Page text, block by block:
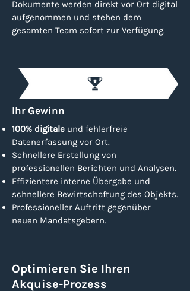
Dokumente werden direkt vor Ort digital
aufgenommen und stehen dem
gesamten Team sofort zur Verfügung.
Ihr Gewinn
100% digitale und fehlerfreie
Datenerfassung vor Ort.
Schnellere Erstellung von
professionellen Berichten und Analysen.
Effizientere interne Übergabe und
schnellere Bewirtschaftung des Objekts.
Professioneller Auftritt gegenüber
neuen Mandatsgebern.
Optimieren Sie Ihren
Akquise-Prozess